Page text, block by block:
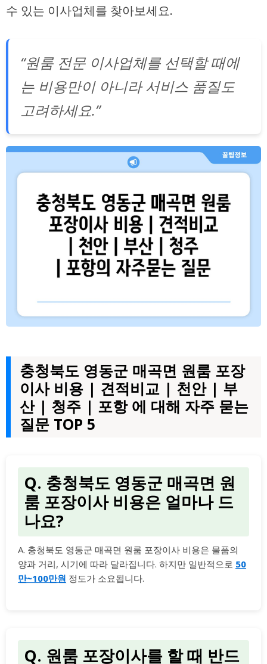
수 있는 이사업체를 찾아보세요.
“원룸 전문 이사업체를 선택할 때에
는 비용만이 아니라 서비스 품질도
고려하세요.”
충청북도 영동군 매곡면 원룸 포장
이사 비용 | 견적비교 | 천안 | 부
산 | 청주 | 포항 에 대해 자주 묻는
질문 TOP 5
Q. 충청북도 영동군 매곡면 원
룸 포장이사 비용은 얼마나 드
나요?
A. 충청북도 영동군 매곡면 원룸 포장이사 비용은 물품의
양과 거리, 시기에 따라 달라집니다. 하지만 일반적으로 50
만~100만원 정도가 소요됩니다.
Q. 원룸 포장이사를 할 때 반드